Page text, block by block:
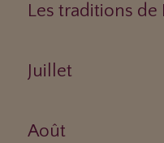
Les traditions de
Juillet
Août